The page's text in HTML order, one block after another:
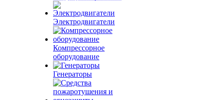
Электродвигатели
Компрессорное
оборудование
Генераторы